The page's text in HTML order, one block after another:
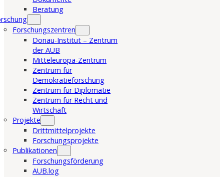
Beratung
Forschungszentren
Donau-Institut – Zentrum
der AUB
Mitteleuropa-Zentrum
Zentrum für
Demokratieforschung
Zentrum für Diplomatie
Zentrum für Recht und
Wirtschaft
Projekte
Drittmittelprojekte
Forschungsprojekte
Publikationen
Forschungsförderung
AUB.log